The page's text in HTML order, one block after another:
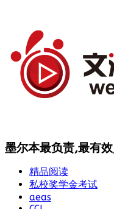
墨尔本最负责,最有
精品阅读
私校奖学金考试
aeas